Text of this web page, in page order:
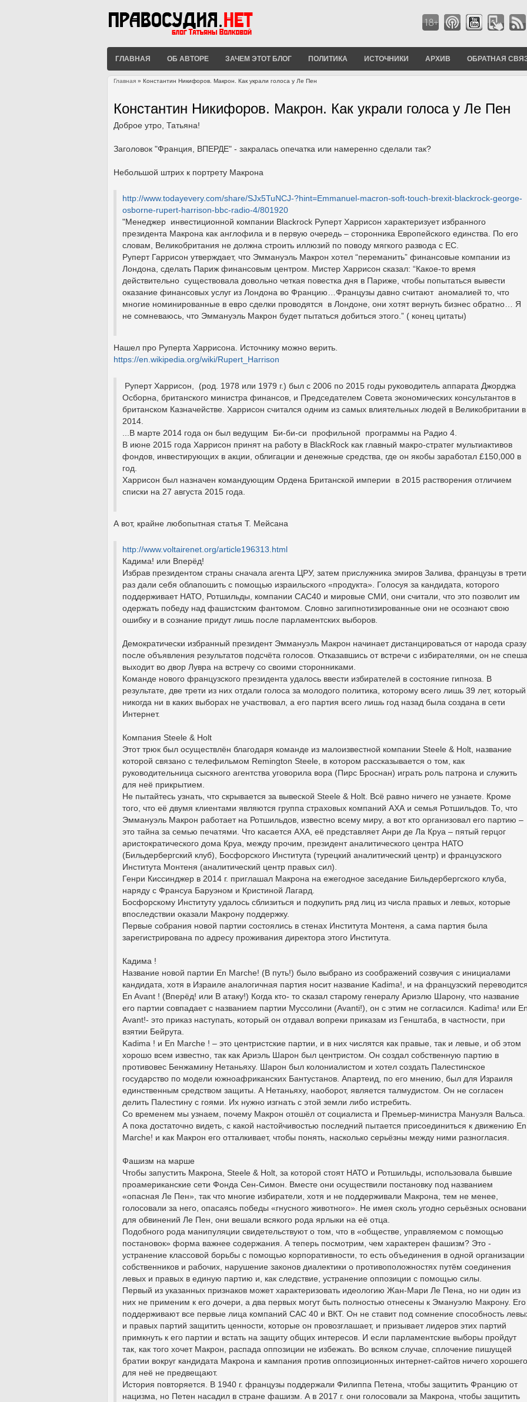
ГЛАВНАЯ ОБ АВТОРЕ ЗАЧЕМ ЭТОТ БЛОГ ПОЛИТИКА ИСТОЧНИКИ АРХИВ ОБРАТНАЯ
Главная » Константин Никифоров. Макрон. Как украли голоса у Ле Пен
Константин Никифоров. Макрон. Как украли голоса у Ле Пен
Доброе утро, Татьяна!
Заголовок "Франция, ВПЕРДЕ" - закралась опечатка или намеренно сделали так?
Небольшой штрих к портрету Макрона
http://www.todayevery.com/share/SJx5TuNCJ-?hint=Emmanuel-macron-soft-touch-brexit-blackrock-george-
osborne-rupert-harrison-bbc-radio-4/801920
"Менеджер инвестиционной компании Вlackrock Руперт Харрисон характеризует избранного
президента Макрона как англофила и в первую очередь – сторонника Европейского единства. По его
словам, Великобритания не должна строить иллюзий по поводу мягкого развода с ЕС.
Руперт Гаррисон утверждает, что Эммануэль Макрон хотел “переманить” финансовые компании из
Лондона, сделать Париж финансовым центром. Мистер Харрисон сказал: “Какое-то время
действительно существовала довольно четкая повестка дня в Париже, чтобы попытаться вывести
оказание финансовых услуг из Лондона во Францию…Французы давно считают аномалией то, что
многие номинированные в евро сделки проводятся в Лондоне, они хотят вернуть бизнес обратно… Я
не сомневаюсь, что Эммануэль Макрон будет пытаться добиться этого.” ( конец цитаты)
Нашел про Руперта Харрисона. Источнику можно верить.
https://en.wikipedia.org/wiki/Rupert_Harrison
Руперт Харрисон, (род. 1978 или 1979 г.) был с 2006 по 2015 годы руководитель аппарата Джорджа
Осборна, британского министра финансов, и Председателем Совета экономических консультантов в
британском Казначействе. Харрисон считался одним из самых влиятельных людей в Великобритании в
2014.
...В марте 2014 года он был ведущим Би-би-си профильной программы на Радио 4.
В июне 2015 года Харрисон принят на работу в BlackRock как главный макро-стратег мультиактивов
фондов, инвестирующих в акции, облигации и денежные средства, где он якобы заработал £150,000 в
год.
Харрисон был назначен командующим Ордена Британской империи в 2015 растворения отличием
списки на 27 августа 2015 года.
А вот, крайне любопытная статья Т. Мейсана
http://www.voltairenet.org/article196313.html
Кадима! или Вперёд!
Избрав президентом страны сначала агента ЦРУ, затем прислужника эмиров Залива, французы в
раз дали себя облапошить с помощью израильского «продукта». Голосуя за кандидата, которого
поддерживает НАТО, Ротшильды, компании САС40 и мировые СМИ, они считали, что это позволит им
одержать победу над фашистским фантомом. Словно загипнотизированные они не осознают свою
ошибку и в сознание придут лишь после парламентских выборов.
Демократически избранный президент Эммануэль Макрон начинает дистанцироваться от народа сразу
после объявления результатов подсчёта голосов. Отказавшись от встречи с избирателями, он не спеша
выходит во двор Лувра на встречу со своими сторонниками.
Команде нового французского президента удалось ввести избирателей в состояние гипноза. В
результате, две трети из них отдали голоса за молодого политика, которому всего лишь 39 лет, который
никогда ни в каких выборах не участвовал, а его партия всего лишь год назад была создана в сети
Интернет.
Компания Steele & Holt
Этот трюк был осуществлён благодаря команде из малоизвестной компании Steele & Holt, название
которой связано с телефильмом Remington Steele, в котором рассказывается о том, как
руководительница сыскного агентства уговорила вора (Пирс Броснан) играть роль патрона и служить
для неё прикрытием.
Не пытайтесь узнать, что скрывается за вывеской Steele & Holt. Всё равно ничего не узнаете. Кроме
того, что её двумя клиентами являются группа страховых компаний АХА и семья Ротшильдов. То, что
Эммануэль Макрон работает на Ротшильдов, известно всему миру, а вот кто организовал его партию –
это тайна за семью печатями. Что касается АХА, её представляет Анри де Ла Круа – пятый герцог
аристократического дома Круа, между прочим, президент аналитического центра НАТО
(Бильдербергский клуб), Босфорского Института (турецкий аналитический центр) и французского
Института Монтеня (аналитический центр правых сил).
Генри Киссинджер в 2014 г. приглашал Макрона на ежегодное заседание Бильдербергского клуба,
наряду с Франсуа Баруэном и Кристиной Лагард.
Босфорскому Институту удалось сблизиться и подкупить ряд лиц из числа правых и левых, которые
впоследствии оказали Макрону поддержку.
Первые собрания новой партии состоялись в стенах Института Монтеня, а сама партия была
зарегистрирована по адресу проживания директора этого Института.
Кадима !
Название новой партии En Marche! (В путь!) было выбрано из соображений созвучия с инициалами
кандидата, хотя в Израиле аналогичная партия носит название Kadima!, и на французский
En Avant ! (Вперёд! или В атаку!) Когда кто- то сказал старому генералу Ариэлю Шарону, что название
его партии совпадает с названием партии Муссолини (Avanti!), он с этим не согласился. Kadima! или
Avant!- это приказ наступать, который он отдавал вопреки приказам из Генштаба, в частности, при
взятии Бейрута.
Kadima ! и En Marche ! – это центристские партии, и в них числятся как правые, так и левые, и об этом
хорошо всем известно, так как Ариэль Шарон был центристом. Он создал собственную партию в
противовес Бенжамину Нетаньяху. Шарон был колониалистом и хотел создать Палестинское
государство по модели южноафриканских Бантустанов. Апартеид, по его мнению, был для Израиля
единственным средством защиты. А Нетаньяху, наоборот, является талмудистом. Он не согласен
делить Палестину с гоями. Их нужно изгнать с этой земли либо истребить.
Со временем мы узнаем, почему Макрон отошёл от социалиста и Премьер-министра Мануэля Вальса.
А пока достаточно видеть, с какой настойчивостью последний пытается присоединиться к движению En
Marche! и как Макрон его отталкивает, чтобы понять, насколько серьёзны между ними разногласия.
Фашизм на марше
Чтобы запустить Макрона, Steele & Holt, за которой стоят НАТО и Ротшильды, использовала бывшие
проамериканские сети Фонда Сен-Симон. Вместе они осуществили постановку под названием
«опасная Ле Пен», так что многие избиратели, хотя и не поддерживали Макрона, тем не менее,
голосовали за него, опасаясь победы «гнусного животного». Не имея сколь угодно серьёзных
для обвинений Ле Пен, они вешали всякого рода ярлыки на её отца.
Подобного рода манипуляции свидетельствуют о том, что в «обществе, управляемом с помощью
постановок» форма важнее содержания. А теперь посмотрим, чем характерен фашизм? Это -
устранение классовой борьбы с помощью корпоративности, то есть объединения в одной организации
собственников и рабочих, нарушение законов диалектики о противоположностях путём соединения
левых и правых в единую партию и, как следствие, устранение оппозиции с помощью силы.
Первый из указанных признаков может характеризовать идеологию Жан-Мари Ле Пена, но ни один из
них не применим к его дочери, а два первых могут быть полностью отнесены к Эмануэлю Макрону. Его
поддерживают все первые лица компаний САС 40 и ВКТ. Он не ставит под сомнение способность
и правых партий защитить ценности, которые он провозглашает, и призывает лидеров этих партий
примкнуть к его партии и встать на защиту общих интересов. И если парламентские выборы пройдут
так, как того хочет Макрон, распада оппозиции не избежать. Во всяком случае, сплочение пишущей
братии вокруг кандидата Макрона и кампания против оппозиционных интернет-сайтов ничего хорошего
для неё не предвещают.
История повторяется. В 1940 г. французы поддержали Филиппа Петена, чтобы защитить Францию от
нацизма, но Петен насадил в стране фашизм. А в 2017 г. они голосовали за Макрона, чтобы защитить